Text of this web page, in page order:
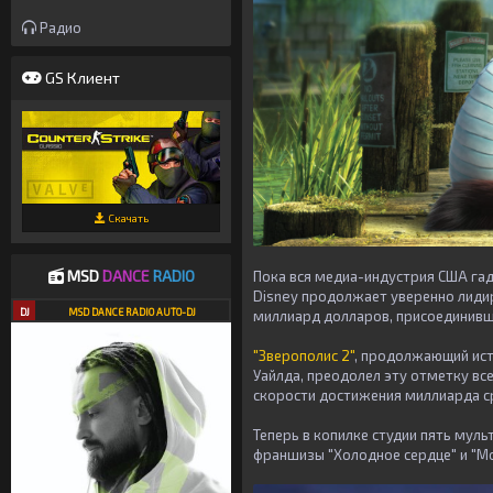
Радио
GS Клиент
Скачать
MSDDANCE RADIO
DJ MSD DANCE RADIO AUTO-DJ
Пока вся медиа-индустрия США
Disney продолжает уверенно
миллиард долларов,
"Зверополис 2", продолжающий
Уайлда, преодолел эту отметку
скорости достижения миллиарда
Теперь в копилке студии пять
франшизы "Холодное сердце" и